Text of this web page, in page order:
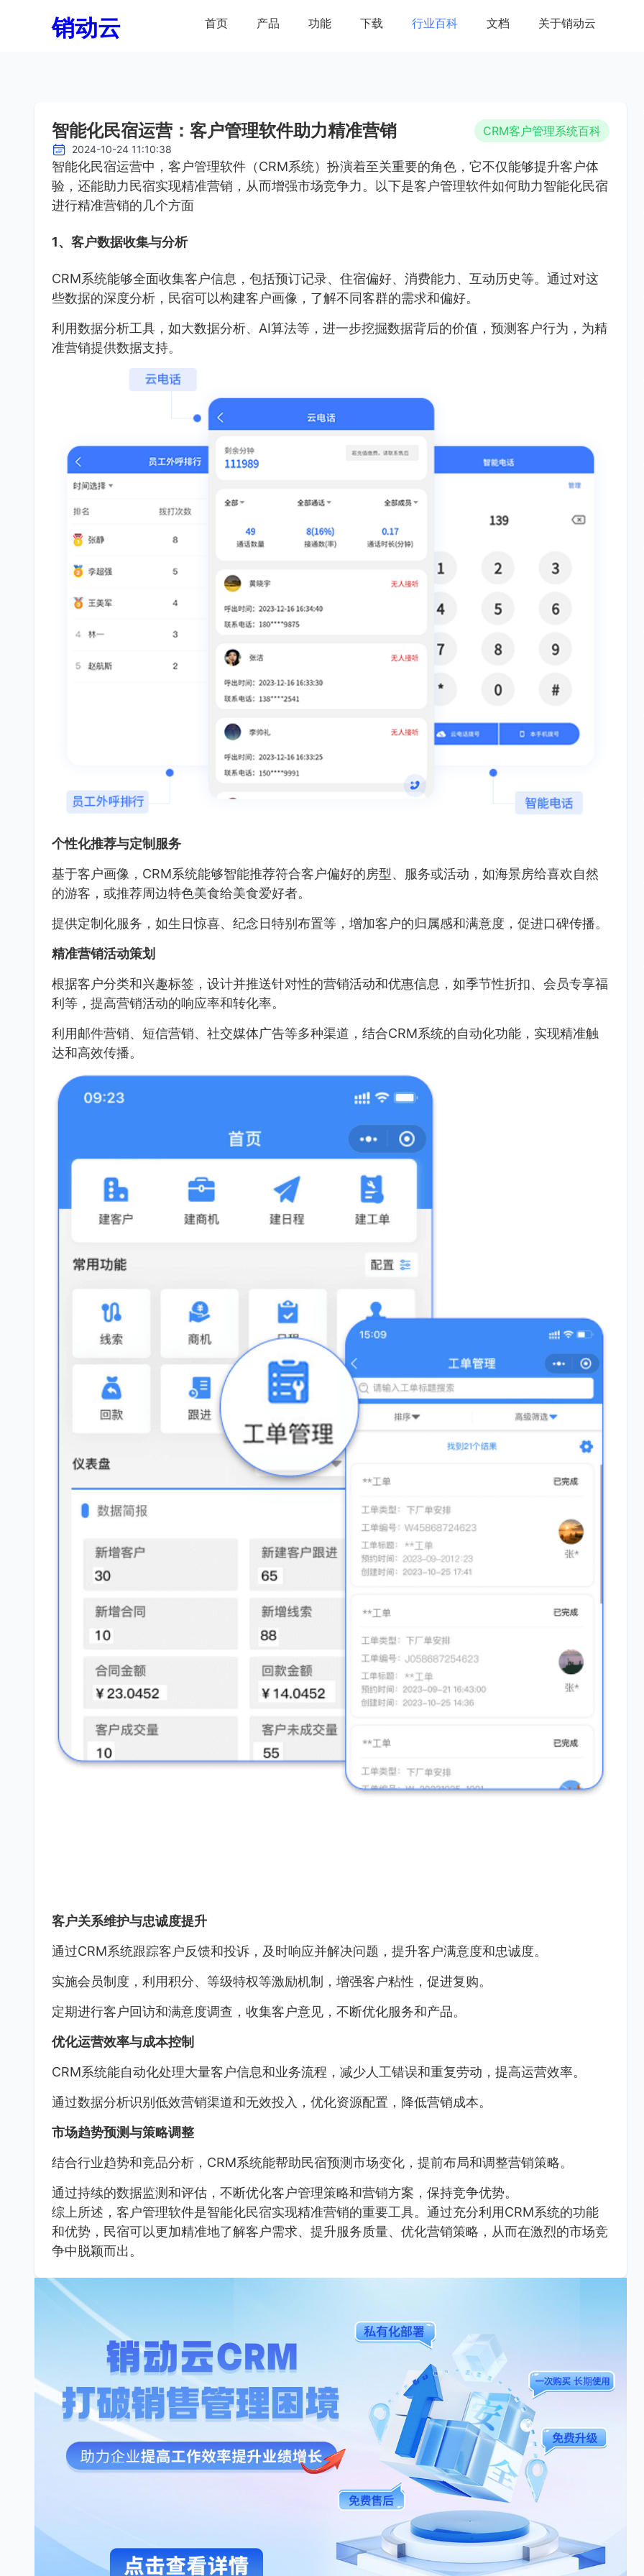
销动云 首页 产品 功能 下载 行业百科 文档 关于销动云
智能化民宿运营：客户管理软件助力精准营销 CRM客户管理系统百科
2024-10-24 11:10:38
智能化民宿运营中，客户管理软件（CRM系统）扮演着至关重要的角色，它不仅能够提升客户体
验，还能助力民宿实现精准营销，从而增强市场竞争力。以下是客户管理软件如何助力智能化民宿
进行精准营销的几个方面
1、客户数据收集与分析
CRM系统能够全面收集客户信息，包括预订记录、住宿偏好、消费能力、互动历史等。通过对这
些数据的深度分析，民宿可以构建客户画像，了解不同客群的需求和偏好。
利用数据分析工具，如大数据分析、AI算法等，进一步挖掘数据背后的价值，预测客户行为，为精
准营销提供数据支持。
个性化推荐与定制服务
基于客户画像，CRM系统能够智能推荐符合客户偏好的房型、服务或活动，如海景房给喜欢自然
的游客，或推荐周边特色美食给美食爱好者。
提供定制化服务，如生日惊喜、纪念日特别布置等，增加客户的归属感和满意度，促进口碑传播。
精准营销活动策划
根据客户分类和兴趣标签，设计并推送针对性的营销活动和优惠信息，如季节性折扣、会员专享福
利等，提高营销活动的响应率和转化率。
利用邮件营销、短信营销、社交媒体广告等多种渠道，结合CRM系统的自动化功能，实现精准触
达和高效传播。
客户关系维护与忠诚度提升
通过CRM系统跟踪客户反馈和投诉，及时响应并解决问题，提升客户满意度和忠诚度。
实施会员制度，利用积分、等级特权等激励机制，增强客户粘性，促进复购。
定期进行客户回访和满意度调查，收集客户意见，不断优化服务和产品。
优化运营效率与成本控制
CRM系统能自动化处理大量客户信息和业务流程，减少人工错误和重复劳动，提高运营效率。
通过数据分析识别低效营销渠道和无效投入，优化资源配置，降低营销成本。
市场趋势预测与策略调整
结合行业趋势和竞品分析，CRM系统能帮助民宿预测市场变化，提前布局和调整营销策略。
通过持续的数据监测和评估，不断优化客户管理策略和营销方案，保持竞争优势。
综上所述，客户管理软件是智能化民宿实现精准营销的重要工具。通过充分利用CRM系统的功能
和优势，民宿可以更加精准地了解客户需求、提升服务质量、优化营销策略，从而在激烈的市场竞
争中脱颖而出。